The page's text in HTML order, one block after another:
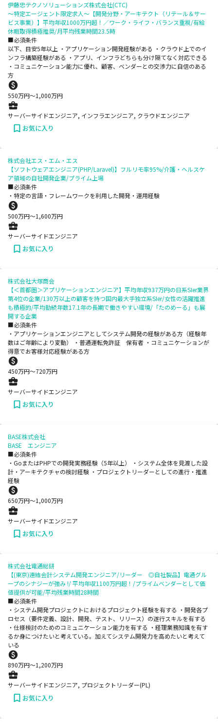
伊藤忠テクノソリューションズ株式会社(CTC)
～特定エージェント限定求人～【開発分野・アーキテクト（リテール＆サー
ビス事業）】平均年収1000万円超！／ワーク・ライフ・バランス重視/有給
休暇取得積極推奨/月平均残業時間23.5時
■必須条件
以下、目安5年以上 ・アプリケーション開発経験がある ・クラウド上でのイ
ンフラ構築経験がある ・アプリ、インフラどちらも分け隔てなく対応できる
・コミュニケーション能力に優れ、顧客、ベンダーとの交渉力に自信のある
方
550万円〜1,000万円
サーバーサイドエンジニア, インフラエンジニア, クラウドエンジニア
お気に入り
株式会社エス・エム・エス
【ソフトウェアエンジニア(PHP/Laravel)】フルリモ率95%/介護・ヘルスケ
ア領域の自社開発企業/プライム上場
■必須条件
・特定の言語・フレームワークを利用した開発・運用経験
500万円〜1,600万円
サーバーサイドエンジニア
お気に入り
株式会社大塚商会
【＜首都圏＞アプリケーションエンジニア】平均年収937万円の日系SIer業界
第4位の企業/130万以上の顧客を持つ国内最大手独立系SIer/女性の活躍推進
も積極的/平均勤続年数17.1年の長期で働きやすい環境/「たのめーる」も展
開する企業
■必須条件
・アプリケーションエンジニアとしてシステム開発の経験がある方（経験年
数はご年齢により変動） ・普通運転免許証 保有者 ・コミュニケーションが
得意でお客様対応経験がある方
450万円〜720万円
サーバーサイドエンジニア
お気に入り
BASE株式会社
BASE エンジニア
■必須条件
・GoまたはPHPでの開発実務経験（5年以上） ・システム全体を見渡した設
計・アーキテクチャの検討経験 ・プロジェクトリーダーとしての進行・推進
経験
650万円〜1,000万円
サーバーサイドエンジニア
お気に入り
株式会社電通総研
【(東京)連結会計システム開発エンジニア/リーダー ◎自社製品】電通グル
ープのシナジーが強み !/ 平均年収1100万円超！/プライムベンダーとして価
値提供が可能/平均残業時間28時間
■必須条件
・システム開発プロジェクトにおけるプロジェクト経験を有する ・開発各プ
ロセス（要件定義、設計、開発、テスト、リリース）の遂行スキルを有する
・仕様検討のためのコミュニケーション能力を有する ・経理業務知識を有す
るか身につけたいと考えている。加えてシステム開発力を高めたいと考えて
いる
890万円〜1,200万円
サーバーサイドエンジニア, プロジェクトリーダー(PL)
お気に入り